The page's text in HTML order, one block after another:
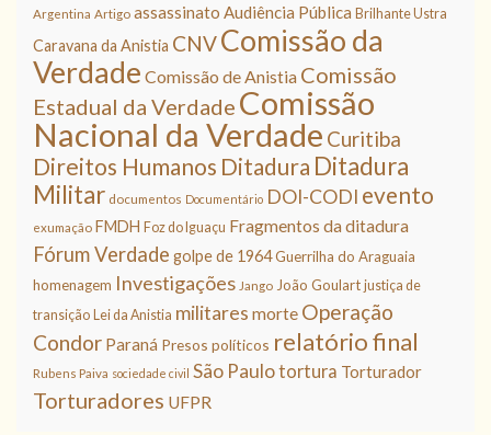
Argentina Artigo assassinato Audiência Pública Brilhante Ustra
Caravana da Anistia CNVComissão da
Verdade Comissão de Anistia Comissão
Estadual da Verdade Comissão
Nacional da Verdade Curitiba
Direitos Humanos Ditadura Ditadura
Militar documentos Documentário DOI-CODI evento
exumação FMDH Foz do Iguaçu Fragmentos da ditadura
Fórum Verdade golpe de 1964Guerrilha do Araguaia
homenagem Investigações Jango João Goulart justiça de
transição
Lei da Anistia militares morte Operação
Condor Paraná Presos políticos relatório final
Rubens Paiva sociedade civil São Paulotortura Torturador
Torturadores UFPR